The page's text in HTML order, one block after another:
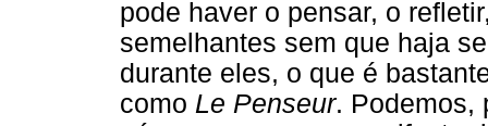
pode haver o pensar, o
semelhantes sem que haja
durante eles, o que é
como Le Penseur. Podemos,